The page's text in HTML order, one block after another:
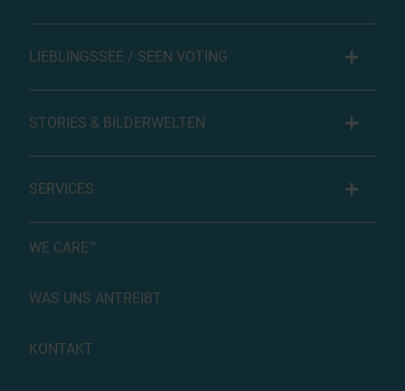
LIEBLINGSSEE / SEEN VOTING
STORIES & BILDERWELTEN
SERVICES
WE CARE™
WAS UNS ANTREIBT
KONTAKT